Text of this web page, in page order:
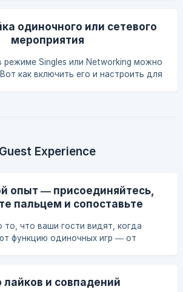
одиночного или сетевого
мероприятия
режиме Singles или Networking можно
как включить его и настроить для
Guest Experience
опыт — присоединяйтесь,
пальцем и сопоставьте
то, что ваши гости видят, когда
функцию одиночных игр — от
и совпадений